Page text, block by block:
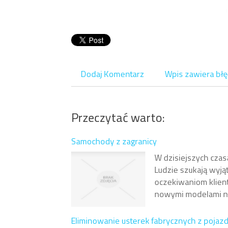
Dodaj Komentarz Wpis zawiera
Przeczytać warto:
Samochody z zagranicy
W dzisiejszych
Ludzie szukają
oczekiwaniom
nowymi modelami
Eliminowanie usterek fabrycznych z